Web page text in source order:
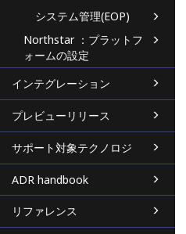
システム管理(EOP)
Northstar ：プラットフ
ォームの設定
インテグレーション
プレビューリリース
サポート対象テクノロジ
ADR handbook
リファレンス